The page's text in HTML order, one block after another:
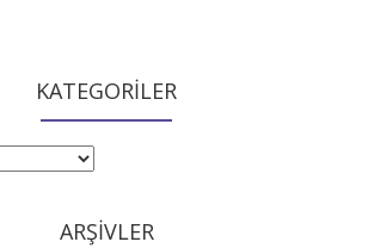
KATEGORİLER
ARŞİVLER